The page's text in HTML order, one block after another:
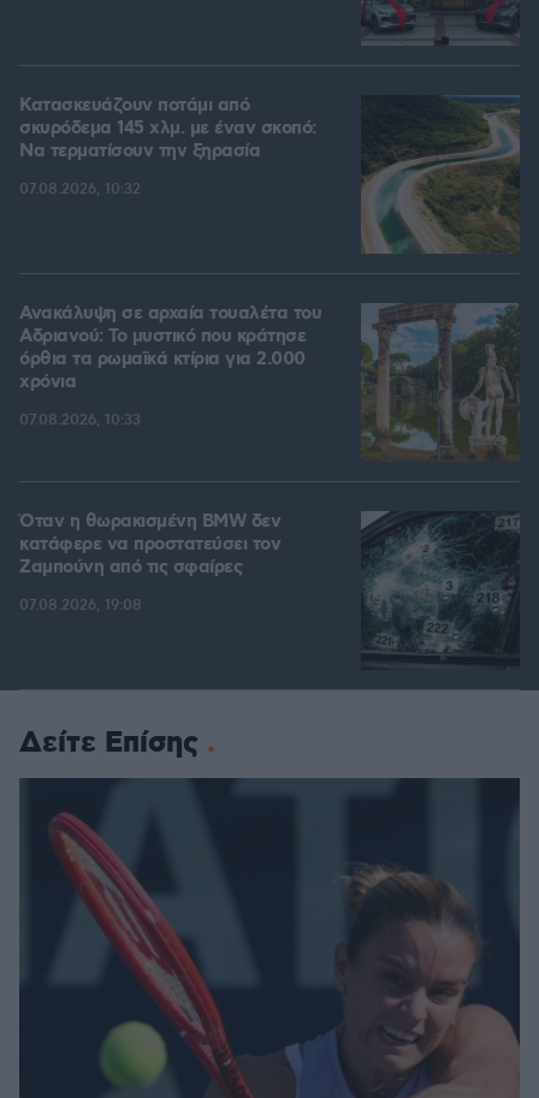
Κατασκευάζουν ποτάμι από
σκυρόδεμα 145 χλμ. με έναν σκοπό:
Να τερματίσουν την ξηρασία
07.08.2026, 10:32
Ανακάλυψη σε αρχαία τουαλέτα του
Αδριανού: Το μυστικό που κράτησε
όρθια τα ρωμαϊκά κτίρια για 2.000
χρόνια
07.08.2026, 10:33
Όταν η θωρακισμένη BMW δεν
κατάφερε να προστατεύσει τον
Ζαμπούνη από τις σφαίρες
07.08.2026, 19:08
Δείτε Επίσης